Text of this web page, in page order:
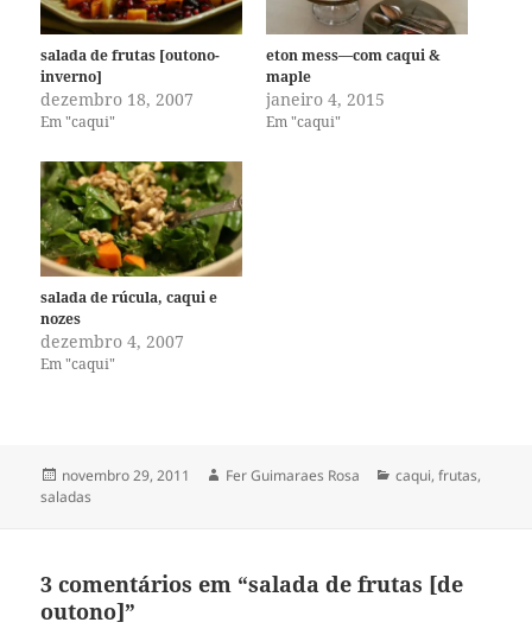
salada de frutas [outono-
inverno]
dezembro 18, 2007
Em "caqui"
eton mess—com caqui &
maple
janeiro 4, 2015
Em "caqui"
salada de rúcula, caqui e
nozes
dezembro 4, 2007
Em "caqui"
Publicado
em
novembro 29, 2011 Autor
Fer Guimaraes Rosa Categorias
caqui,frutas,
saladas
3 comentários em “salada de frutas [de
outono]”